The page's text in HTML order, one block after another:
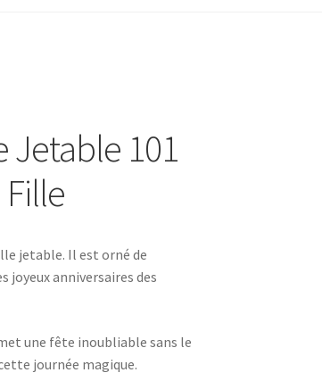
Jetable 101
jetable. Il est orné de
joyeux anniversaires des
une fête inoubliable sans le
journée magique.